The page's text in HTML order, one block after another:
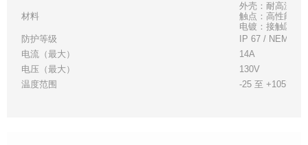
材料
外壳：耐高温白
触点：高性能铜
电镀：接触区 -
防护等级
IP 67 / NEMA 6P
电流（最大）
14A
电压（最大）
130V
温度范围
-25 至 +105°C